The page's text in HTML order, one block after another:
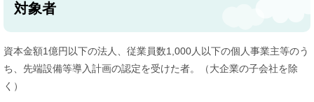
対象者
資本金額1億円以下の法人、従業員数1,000人以下の個人事業主等のう
ち、先端設備等導入計画の認定を受けた者。（大企業の子会社を除
く）